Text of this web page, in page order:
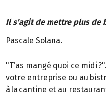
Il s'agit de mettre plus de
Pascale Solana.
"T’as mangé quoi ce midi
votre entreprise ou au
à la cantine et au